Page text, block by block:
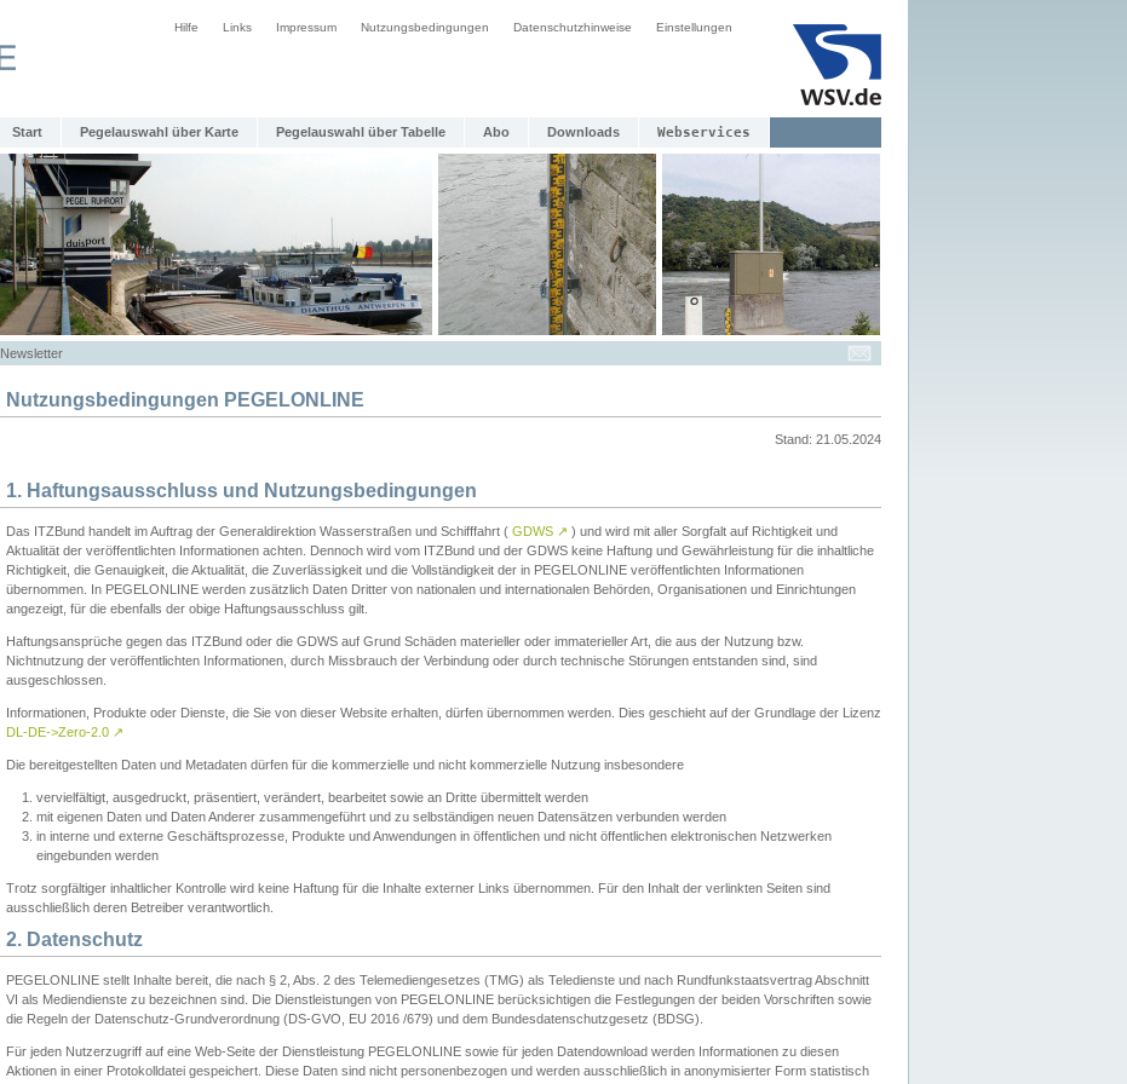
Hilfe Links Impressum Nutzungsbedingungen Datenschutzhinweise Einstellungen
Start Pegelauswahl über Karte Pegelauswahl über Tabelle Abo Downloads Webservices
Newsletter
Nutzungsbedingungen PEGELONLINE
Stand: 21.05.2024
1. Haftungsausschluss und Nutzungsbedingungen
Das ITZBund handelt im Auftrag der Generaldirektion Wasserstraßen und Schifffahrt ( GDWS ↗ ) und wird mit aller Sorgfalt auf Richtigkeit und
Aktualität der veröffentlichten Informationen achten. Dennoch wird vom ITZBund und der GDWS keine Haftung und Gewährleistung für die inhaltliche
Richtigkeit, die Genauigkeit, die Aktualität, die Zuverlässigkeit und die Vollständigkeit der in PEGELONLINE veröffentlichten Informationen
übernommen. In PEGELONLINE werden zusätzlich Daten Dritter von nationalen und internationalen Behörden, Organisationen und Einrichtungen
angezeigt, für die ebenfalls der obige Haftungsausschluss gilt.
Haftungsansprüche gegen das ITZBund oder die GDWS auf Grund Schäden materieller oder immaterieller Art, die aus der Nutzung bzw.
Nichtnutzung der veröffentlichten Informationen, durch Missbrauch der Verbindung oder durch technische Störungen entstanden sind, sind
ausgeschlossen.
Informationen, Produkte oder Dienste, die Sie von dieser Website erhalten, dürfen übernommen werden. Dies geschieht auf der Grundlage der Lizenz
DL-DE->Zero-2.0 ↗
Die bereitgestellten Daten und Metadaten dürfen für die kommerzielle und nicht kommerzielle Nutzung insbesondere
vervielfältigt, ausgedruckt, präsentiert, verändert, bearbeitet sowie an Dritte übermittelt werden
mit eigenen Daten und Daten Anderer zusammengeführt und zu selbständigen neuen Datensätzen verbunden werden
in interne und externe Geschäftsprozesse, Produkte und Anwendungen in öffentlichen und nicht öffentlichen elektronischen Netzwerken
eingebunden werden
Trotz sorgfältiger inhaltlicher Kontrolle wird keine Haftung für die Inhalte externer Links übernommen. Für den Inhalt der verlinkten Seiten sind
ausschließlich deren Betreiber verantwortlich.
2. Datenschutz
PEGELONLINE stellt Inhalte bereit, die nach § 2, Abs. 2 des Telemediengesetzes (TMG) als Teledienste und nach Rundfunkstaatsvertrag Abschnitt
VI als Mediendienste zu bezeichnen sind. Die Dienstleistungen von PEGELONLINE berücksichtigen die Festlegungen der beiden Vorschriften sowie
die Regeln der Datenschutz-Grundverordnung (DS-GVO, EU 2016 /679) und dem Bundesdatenschutzgesetz (BDSG).
Für jeden Nutzerzugriff auf eine Web-Seite der Dienstleistung PEGELONLINE sowie für jeden Datendownload werden Informationen zu diesen
Aktionen in einer Protokolldatei gespeichert. Diese Daten sind nicht personenbezogen und werden ausschließlich in anonymisierter Form statistisch